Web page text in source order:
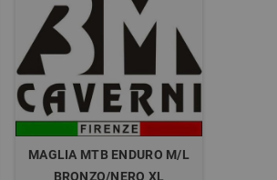
MAGLIA MTB ENDURO M/L
BRONZO/NERO XL